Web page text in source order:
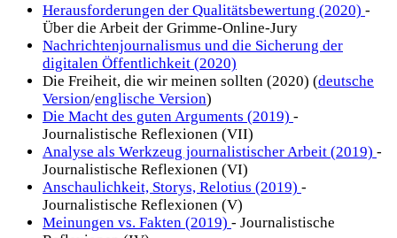
Herausforderungen der Qualitätsbewertung (2020) -
Über die Arbeit der Grimme-Online-Jury
Nachrichtenjournalismus und die Sicherung der
digitalen Öffentlichkeit (2020)
Die Freiheit, die wir meinen sollten (2020) (deutsche
Version/englische Version)
Die Macht des guten Arguments (2019) -
Journalistische Reflexionen (VII)
Analyse als Werkzeug journalistischer Arbeit (2019) -
Journalistische Reflexionen (VI)
Anschaulichkeit, Storys, Relotius (2019) -
Journalistische Reflexionen (V)
Meinungen vs. Fakten (2019) - Journalistische